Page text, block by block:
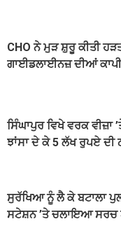
CHO ਨੇ ਮੁੜ ਸ਼ੁਰੂ ਕੀਤੀ
ਗਾਈਡਲਾਈਨਜ਼ ਦੀਆਂ
ਸਿੰਘਾਪੁਰ ਵਿਖੇ ਵਰਕ ਵੀਜ਼ਾ
ਝਾਂਸਾ ਦੇ ਕੇ 5 ਲੱਖ ਰੁਪਏ ਦੀ
ਸੁਰੱਖਿਆ ਨੂੰ ਲੈ ਕੇ ਬਟਾਲਾ
ਸਟੇਸ਼ਨ ’ਤੇ ਚਲਾਇਆ